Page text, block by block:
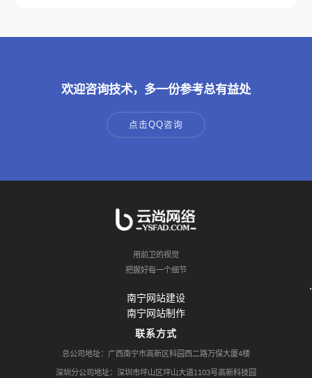
欢迎咨询技术，多一份参考总有益处
点击QQ咨询
用前卫的视觉
把握好每一个细节
南宁网站建设
南宁网站制作
联系方式
总公司地址：广西南宁市高新区科园西二路万保大厦4楼
深圳分公司地址：深圳市坪山区坪山大道1103号高新科技园